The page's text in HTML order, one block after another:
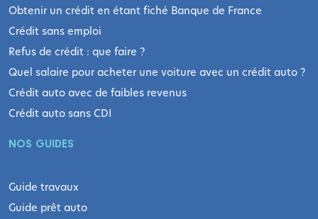
Obtenir un crédit en étant fiché Banque de France
Crédit sans emploi
Refus de crédit : que faire ?
Quel salaire pour acheter une voiture avec un crédit auto ?
Crédit auto avec de faibles revenus
Crédit auto sans CDI
NOS GUIDES
Guide travaux
Guide prêt auto